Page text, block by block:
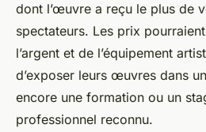
dont l’œuvre a reçu le plus de
spectateurs. Les prix
l’argent et de l’équipement
d’exposer leurs œuvres dans
encore une formation ou un
professionnel reconnu.